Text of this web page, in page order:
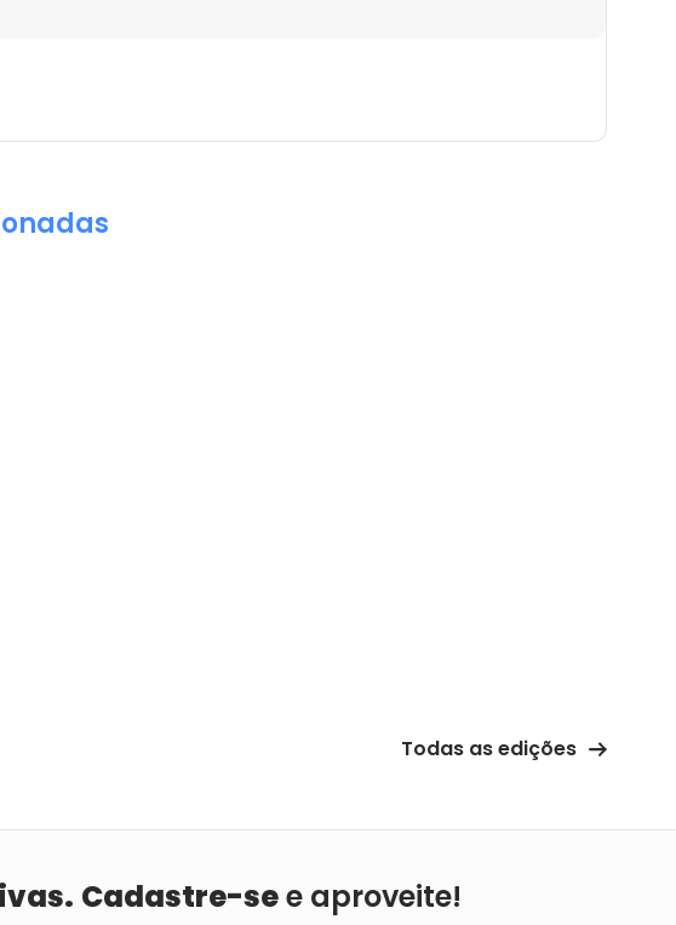
Todas as edições